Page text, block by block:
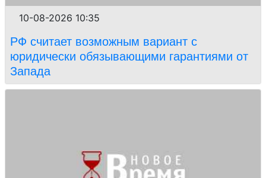
10-08-2026 10:35
РФ считает возможным вариант с
юридически обязывающими гарантиями от
Запада